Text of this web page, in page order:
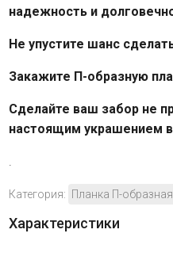
надежность и
Не упустите шанс
Закажите П-образную
Сделайте ваш забор не
настоящим украшением
Категория: Планка П-образная
Характеристики